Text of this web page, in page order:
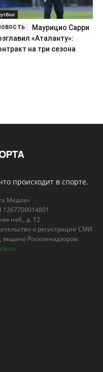
Маурицио Сарри
«Аталанту»:
на три сезона
происходит в спорте.
Медиа»
наб., д. 12
о регистрации СМИ
выдано Роскомнадзором